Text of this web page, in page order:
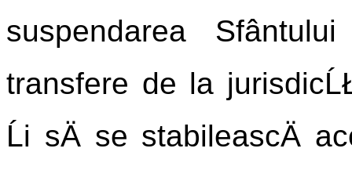
suspendarea
transfere de la
Ĺi sÄ se stabileascÄ